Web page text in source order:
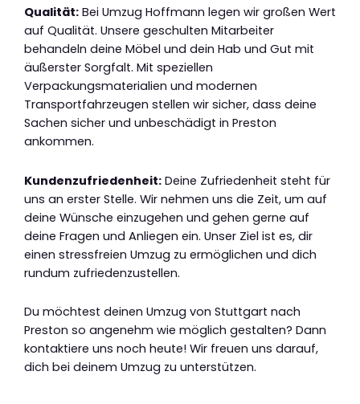
Qualität: Bei Umzug Hoffmann legen wir großen Wert
auf Qualität. Unsere geschulten Mitarbeiter
behandeln deine Möbel und dein Hab und Gut mit
äußerster Sorgfalt. Mit speziellen
Verpackungsmaterialien und modernen
Transportfahrzeugen stellen wir sicher, dass deine
Sachen sicher und unbeschädigt in Preston
ankommen.
Kundenzufriedenheit: Deine Zufriedenheit steht für
uns an erster Stelle. Wir nehmen uns die Zeit, um auf
deine Wünsche einzugehen und gehen gerne auf
deine Fragen und Anliegen ein. Unser Ziel ist es, dir
einen stressfreien Umzug zu ermöglichen und dich
rundum zufriedenzustellen.
Du möchtest deinen Umzug von Stuttgart nach
Preston so angenehm wie möglich gestalten? Dann
kontaktiere uns noch heute! Wir freuen uns darauf,
dich bei deinem Umzug zu unterstützen.